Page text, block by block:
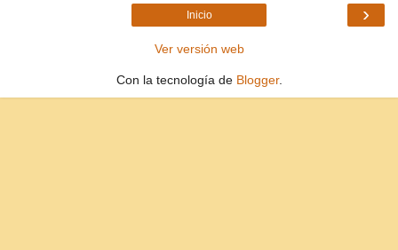
›
Inicio
Ver versión web
Con la tecnología de Blogger.